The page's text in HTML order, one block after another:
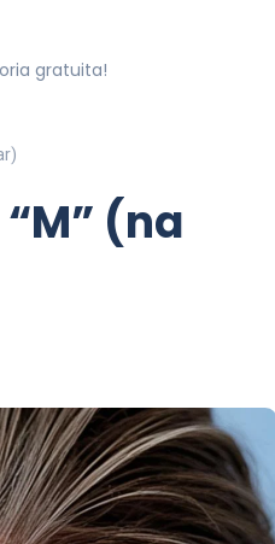
gratuita!
(na